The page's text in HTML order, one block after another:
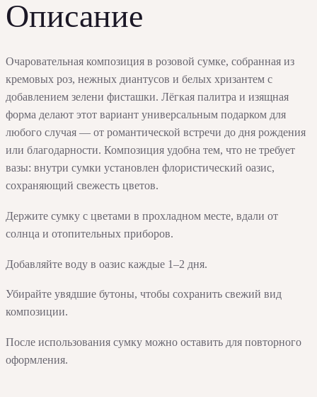
сумке
Описание
Очаровательная композиция в розовой сумке, собранная из
кремовых роз, нежных диантусов и белых хризантем с
добавлением зелени фисташки. Лёгкая палитра и изящная
форма делают этот вариант универсальным подарком для
любого случая — от романтической встречи до дня рождения
или благодарности. Композиция удобна тем, что не требует
вазы: внутри сумки установлен флористический оазис,
сохраняющий свежесть цветов.
Держите сумку с цветами в прохладном месте, вдали от
солнца и отопительных приборов.
Добавляйте воду в оазис каждые 1–2 дня.
Убирайте увядшие бутоны, чтобы сохранить свежий вид
композиции.
После использования сумку можно оставить для повторного
оформления.